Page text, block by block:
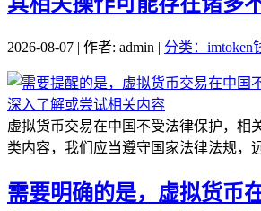
2026-08-07 | 作者: admin | 分类：imtoken
虚拟货币交易在中国不受法律保护，相
类内容，我们应当遵守国家法律法规，
需要明确的是，虚拟货币